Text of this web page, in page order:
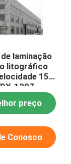
laminação
litográfico
150
1207
preço
Conosco